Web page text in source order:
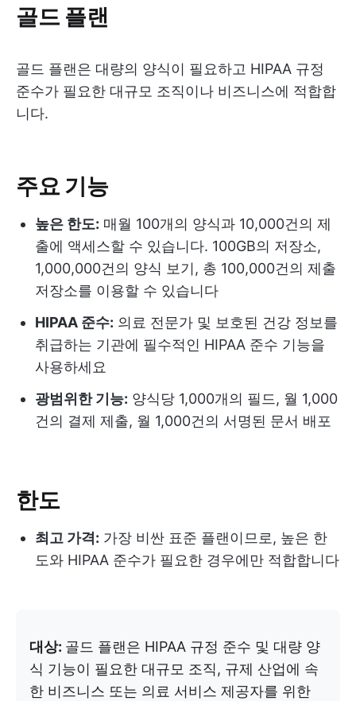
골드 플랜
골드 플랜은 대량의 양식이 필요하고 HIPAA 규정
준수가 필요한 대규모 조직이나 비즈니스에 적합합
니다.
주요 기능
높은 한도: 매월 100개의 양식과 10,000건의 제
출에 액세스할 수 있습니다. 100GB의 저장소,
1,000,000건의 양식 보기, 총 100,000건의 제출
저장소를 이용할 수 있습니다
HIPAA 준수: 의료 전문가 및 보호된 건강 정보를
취급하는 기관에 필수적인 HIPAA 준수 기능을
사용하세요
광범위한 기능: 양식당 1,000개의 필드, 월 1,000
건의 결제 제출, 월 1,000건의 서명된 문서 배포
한도
최고 가격: 가장 비싼 표준 플랜이므로, 높은 한
도와 HIPAA 준수가 필요한 경우에만 적합합니다
대상: 골드 플랜은 HIPAA 규정 준수 및 대량 양
식 기능이 필요한 대규모 조직, 규제 산업에 속
한 비즈니스 또는 의료 서비스 제공자를 위한